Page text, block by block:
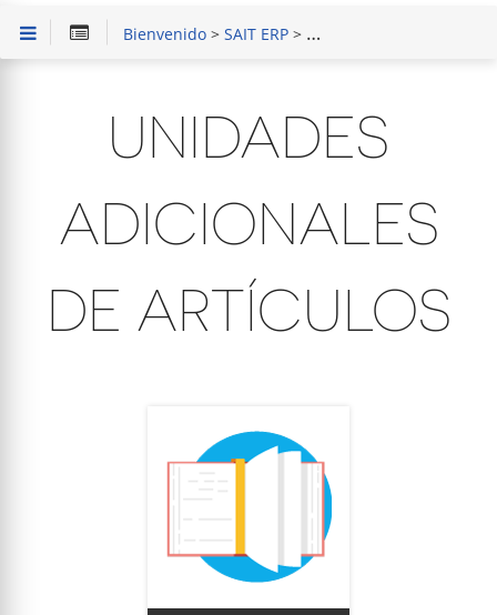
Bienvenido> SAIT ERP> Capacitación en Módulo
UNIDADES
ADICIONALES
DE ARTÍCULOS